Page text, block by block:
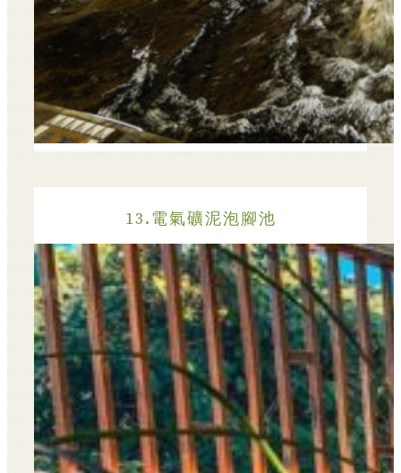
13.電氣礦泥泡腳池